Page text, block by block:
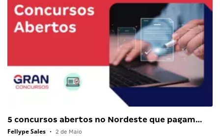
5 concursos abertos no Nordeste que pagam…
Fellype Sales • 2 de Maio